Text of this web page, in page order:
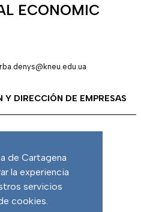
de Cartagena
la experiencia
servicios
cookies.
ECONOMIC
DIRECCIÓN DE EMPRESAS